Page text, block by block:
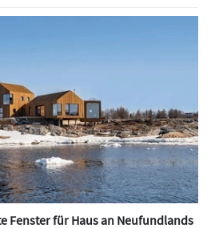
Fenster für Haus an Neufundlands